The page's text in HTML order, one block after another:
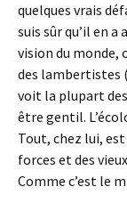
quelques vrais
suis sûr qu’il en
vision du monde,
des lambertistes
voit la plupart
être gentil.
Tout, chez lui,
forces et des
Comme c’est le